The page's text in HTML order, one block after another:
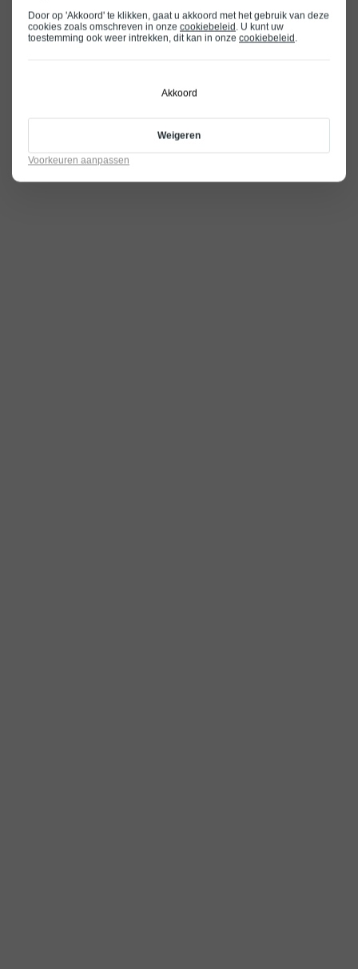
Door op 'Akkoord' te klikken, gaat u akkoord met het gebruik van deze
cookies zoals omschreven in onze cookiebeleid. U kunt uw
toestemming ook weer intrekken, dit kan in onze cookiebeleid.
Akkoord
Weigeren
Voorkeuren aanpassen